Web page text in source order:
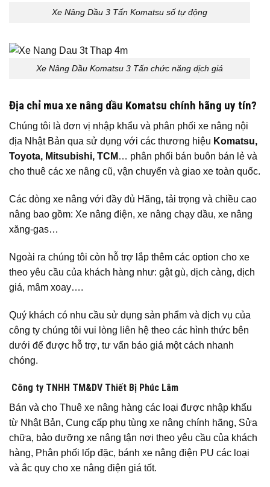
Xe Nâng Dầu 3 Tấn Komatsu số tự động
Xe Nâng Dầu Komatsu 3 Tấn chức năng dịch giá
Địa chỉ mua xe nâng dầu Komatsu chính hãng uy tín?
Chúng tôi là đơn vị nhập khẩu và phân phối xe nâng nội
địa Nhật Bản qua sử dụng với các thương hiệu Komatsu,
Toyota, Mitsubishi, TCM … phân phối bán buôn bán lẻ và
cho thuê các xe nâng cũ, vận chuyển và giao xe toàn quốc.
Các dòng xe nâng với đầy đủ Hãng, tải trọng và chiều cao
nâng bao gồm: Xe nâng điện, xe nâng chạy dầu, xe nâng
xăng-gas…
Ngoài ra chúng tôi còn hỗ trợ lắp thêm các option cho xe
theo yêu cầu của khách hàng như: gật gù, dịch càng, dịch
giá, mâm xoay….
Quý khách có nhu cầu sử dụng sản phẩm và dịch vụ của
công ty chúng tôi vui lòng liên hệ theo các hình thức bên
dưới để được hỗ trợ, tư vấn báo giá một cách nhanh
chóng.
Công ty TNHH TM&DV Thiết Bị Phúc Lâm
Bán và cho Thuê xe nâng hàng các loại được nhập khẩu
từ Nhật Bản, Cung cấp phụ tùng xe nâng chính hãng, Sửa
chữa, bảo dưỡng xe nâng tận nơi theo yêu cầu của khách
hàng, Phân phối lốp đặc, bánh xe nâng điện PU các loại
và ắc quy cho xe nâng điện giá tốt.